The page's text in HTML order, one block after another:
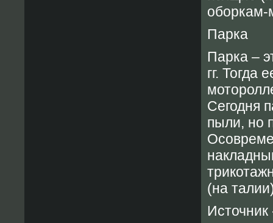
Парка
Парка –
гг. Тогда
Сегодня
пыли, но
(на